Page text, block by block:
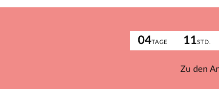
04TAGE 11STD.
Zu den